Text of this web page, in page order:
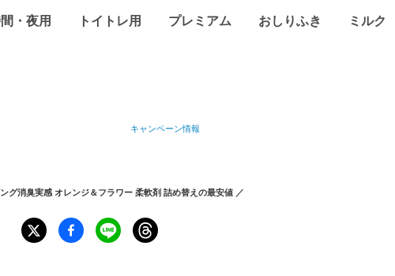
・夜用 トイトレ用 プレミアム おしりふき ミルク
キャンペーン情報
ング消臭実感 オレンジ＆フラワー 柔軟剤 詰め替え の最安値 ／